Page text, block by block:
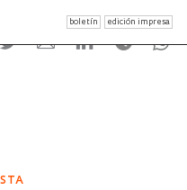
boletín edición impresa